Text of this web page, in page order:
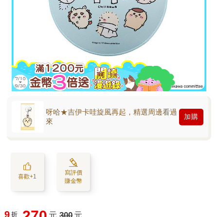
呀哈★吉伊卡哇旋風再起，精選周邊看過
來
加購
喜歡+1
寫評價
賺金幣
9 折